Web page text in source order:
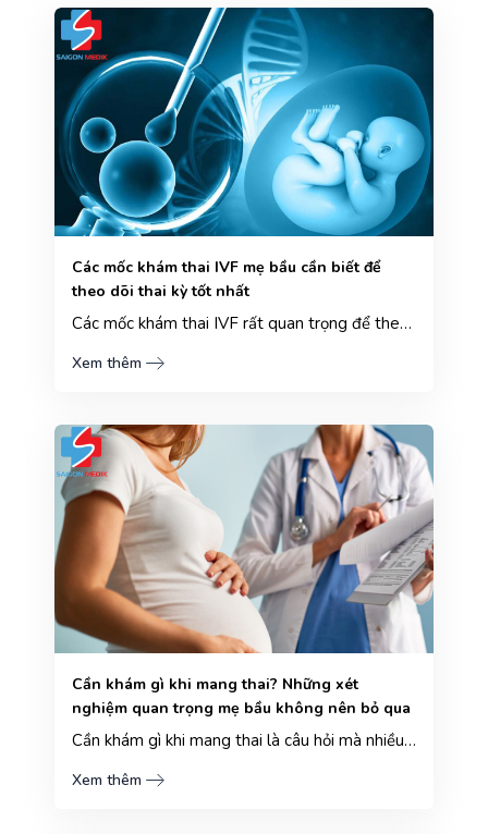
Các mốc khám thai IVF mẹ bầu cần biết để
theo dõi thai kỳ tốt nhất
Các mốc khám thai IVF rất quan trọng để theo dõi sức khỏe của mẹ và bé, điều này giúp đảm bảo thai k...
Xem thêm
Cần khám gì khi mang thai? Những xét
nghiệm quan trọng mẹ bầu không nên bỏ qua
Cần khám gì khi mang thai là câu hỏi mà nhiều mẹ bầu quan tâm khi bước vào hành trình làm mẹ đầy nhữ...
Xem thêm